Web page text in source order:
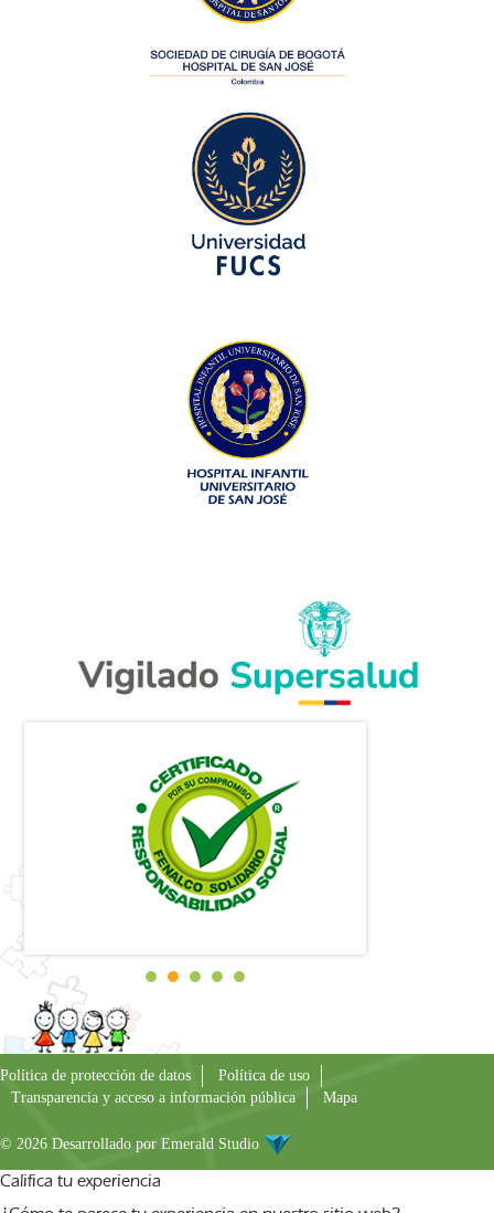
Política de protección de datos
Política de uso
Transparencia y acceso a información pública
Mapa
© 2026 Desarrollado por Emerald Studio
Califica tu experiencia